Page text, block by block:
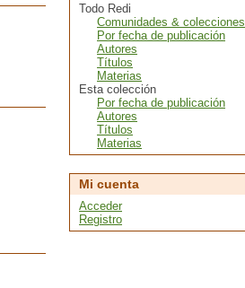
Todo Redi
Comunidades & colecciones
Por fecha de publicación
Autores
Títulos
Materias
Esta colección
Por fecha de publicación
Autores
Títulos
Materias
Mi cuenta
Acceder
Registro